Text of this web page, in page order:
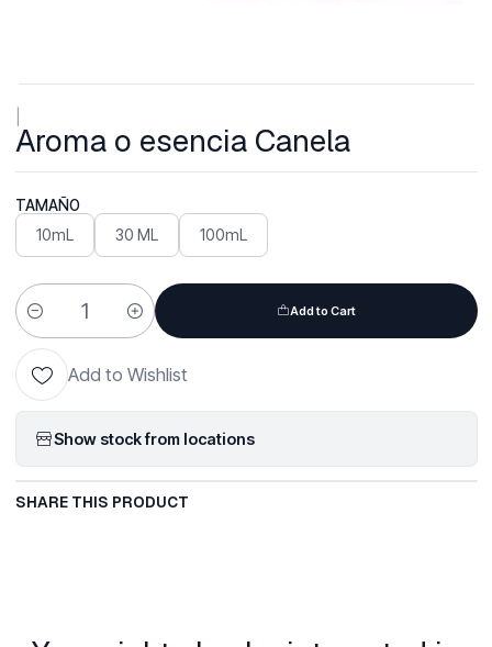
Aroma o esencia Canela
TAMAÑO
10mL 30 ML 100mL
Quantity
Add to Cart
Add to Wishlist
Show stock from locations
SHARE THIS PRODUCT